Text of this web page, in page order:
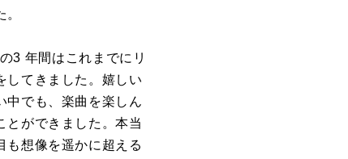
3 年間はこれまでにリ
してきました。嬉しい
中でも、楽曲を楽しん
とができました。本当
想像を遥かに超える